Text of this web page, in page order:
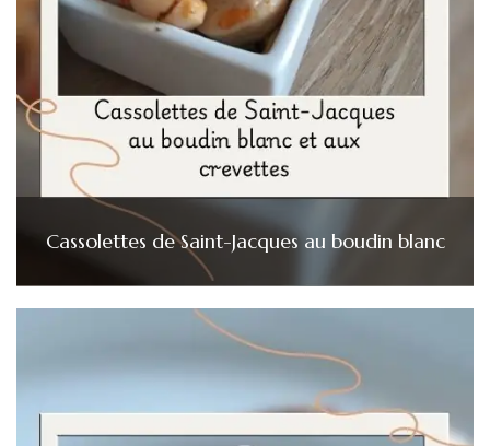
Cassolettes de Saint-Jacques au boudin blanc